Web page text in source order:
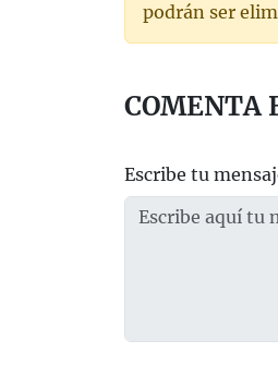
podrán ser
COMENTA
Escribe tu